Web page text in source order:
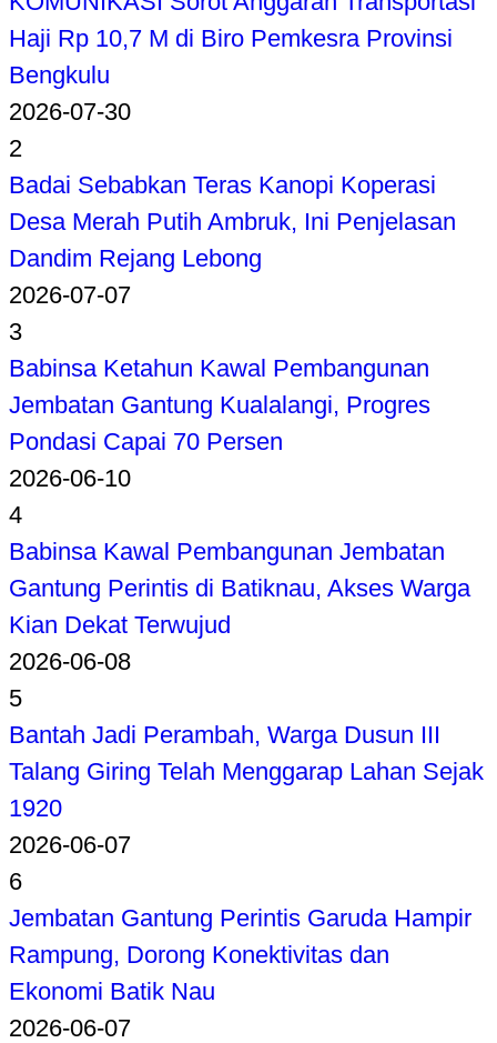
Haji Rp 10,7 M di Biro Pemkesra Provinsi
Bengkulu
2026-07-30
2
Badai Sebabkan Teras Kanopi Koperasi
Desa Merah Putih Ambruk, Ini Penjelasan
Dandim Rejang Lebong
2026-07-07
3
Babinsa Ketahun Kawal Pembangunan
Jembatan Gantung Kualalangi, Progres
Pondasi Capai 70 Persen
2026-06-10
4
Babinsa Kawal Pembangunan Jembatan
Gantung Perintis di Batiknau, Akses Warga
Kian Dekat Terwujud
2026-06-08
5
Bantah Jadi Perambah, Warga Dusun III
Talang Giring Telah Menggarap Lahan Sejak
1920
2026-06-07
6
Jembatan Gantung Perintis Garuda Hampir
Rampung, Dorong Konektivitas dan
Ekonomi Batik Nau
2026-06-07